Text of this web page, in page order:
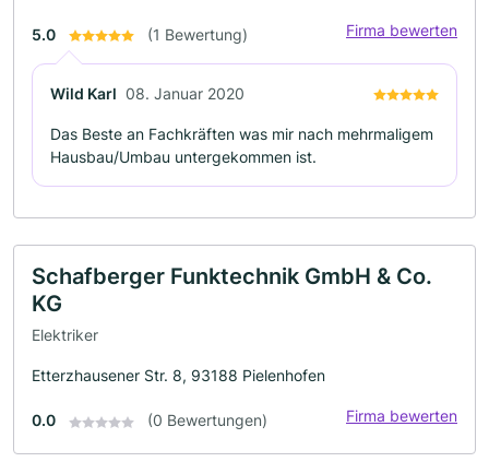
5.0 (1 Bewertung) Firma bewerten
Wild Karl 08. Januar 2020
Das Beste an Fachkräften was mir nach mehrmaligem
Hausbau/Umbau untergekommen ist.
Schafberger Funktechnik GmbH & Co.
KG
Elektriker
Etterzhausener Str. 8, 93188 Pielenhofen
0.0 (0 Bewertungen) Firma bewerten